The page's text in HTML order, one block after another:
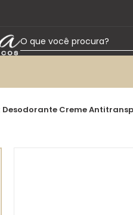
O que você procura?
2 º
talco
Desodorante Creme